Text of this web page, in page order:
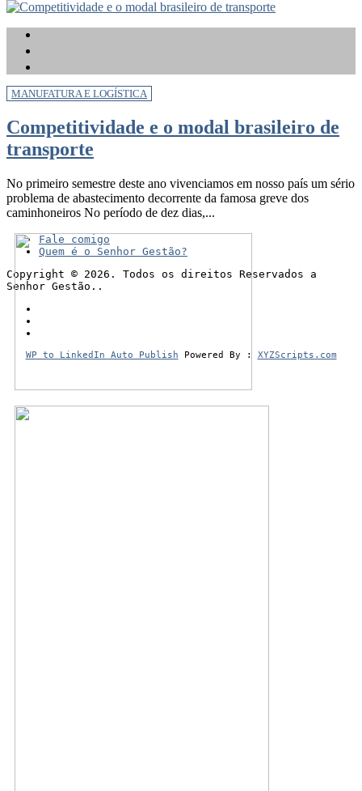
MANUFATURA E LOGÍSTICA
Competitividade e o modal brasileiro de
transporte
No primeiro semestre deste ano vivenciamos em nosso país um sério
problema de abastecimento decorrente da famosa greve dos
caminhoneiros No período de dez dias,...
Fale comigo
Quem é o Senhor Gestão?
Copyright © 2026. Todos os direitos Reservados a
Senhor Gestão..
WP to LinkedIn Auto Publish Powered By : XYZScripts.com